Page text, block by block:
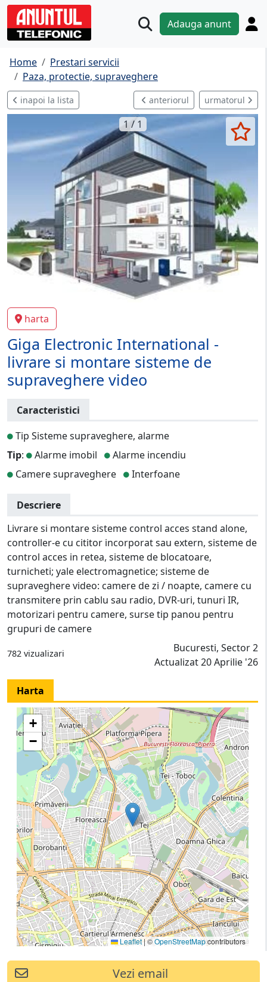
Adauga anunt
Home
Prestari servicii
Paza, protectie, supraveghere
inapoi la lista anteriorul urmatorul
1 / 1
harta
Giga Electronic International -
livrare si montare sisteme de
supraveghere video
Caracteristici
Tip Sisteme supraveghere, alarme
Tip: Alarme imobil
Alarme incendiu
Camere supraveghere
Interfoane
Descriere
Livrare si montare sisteme control acces stand alone,
controller-e cu cititor incorporat sau extern, sisteme de
control acces in retea, sisteme de blocatoare,
turnicheti; yale electromagnetice; sisteme de
supraveghere video: camere de zi / noapte, camere cu
transmitere prin cablu sau radio, DVR-uri, tunuri IR,
motorizari pentru camere, surse tip panou pentru
grupuri de camere
782 vizualizari
Bucuresti, Sector 2
Actualizat 20 Aprilie '26
Harta
+
−
Leaflet|©OpenStreetMapcontributors
Vezi email